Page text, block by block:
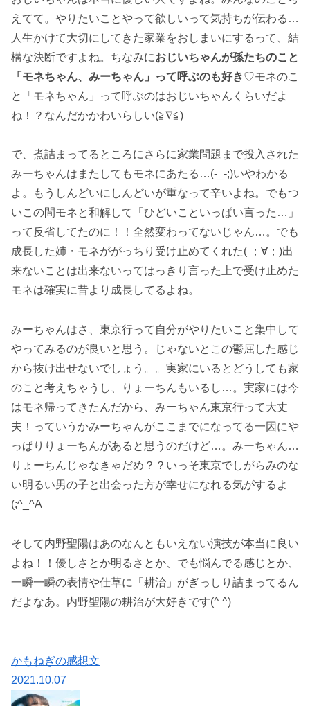
えてて。やりたいことやって欲しいって気持ちが伝わる…
人生かけて大切にしてきた家業をおしまいにするって、結
構な決断ですよね。ちなみにおじいちゃんが孫たちのこと
「モネちゃん、みーちゃん」って呼ぶのも好き♡モネのこ
と「モネちゃん」って呼ぶのはおじいちゃんくらいだよ
ね！？なんだかかわいらしい(≧∇≦)
で、煮詰まってるところにさらに家業問題まで投入された
みーちゃんはまたしてもモネにあたる…(-_-;)いやわかる
よ。もうしんどいにしんどいが重なって辛いよね。でもつ
いこの間モネと和解して「ひどいこといっぱい言った…」
って反省してたのに！！全然変わってないじゃん…。でも
成長した姉・モネががっちり受け止めてくれた( ；∀；)出
来ないことは出来ないってはっきり言った上で受け止めた
モネは確実に昔より成長してるよね。
みーちゃんはさ、東京行って自分がやりたいこと集中して
やってみるのが良いと思う。じゃないとこの鬱屈した感じ
から抜け出せないでしょう。。実家にいるとどうしても家
のこと考えちゃうし、りょーちんもいるし…。実家には今
はモネ帰ってきたんだから、みーちゃん東京行って大丈
夫！っていうかみーちゃんがここまでになってる一因にや
っぱりりょーちんがあると思うのだけど…。みーちゃん…
りょーちんじゃなきゃだめ？？いっそ東京でしがらみのな
い明るい男の子と出会った方が幸せになれる気がするよ
(;^_^A
そして内野聖陽はあのなんともいえない演技が本当に良い
よね！！優しさとか明るさとか、でも悩んでる感じとか、
一瞬一瞬の表情や仕草に「耕治」がぎっしり詰まってるん
だよなあ。内野聖陽の耕治が大好きです(^ ^)
かもねぎの感想文
2021.10.07